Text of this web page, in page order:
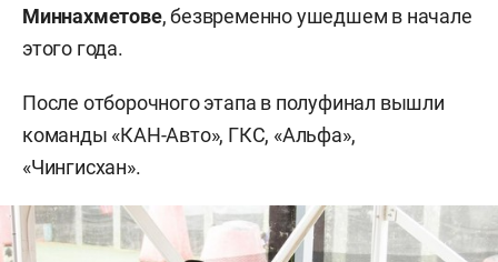
Миннахметове, безвременно ушедшем в начале
этого года.
После отборочного этапа в полуфинал вышли
команды «КАН-Авто», ГКС, «Альфа»,
«Чингисхан».